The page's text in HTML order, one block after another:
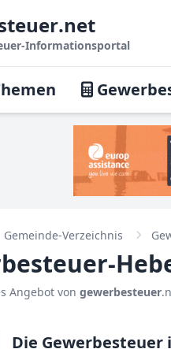
.net
Informationsportal
Gemeinde-Verzeichnis
Angebot von gewerbesteuer
Die